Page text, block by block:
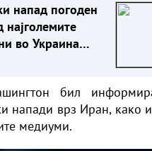
напад погоден
најголемите
во Украина
бил
напади врз Иран, како
медиуми.